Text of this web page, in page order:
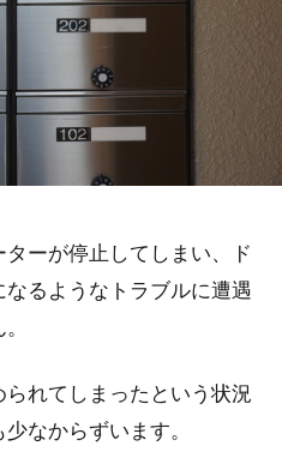
ーが停止してしまい、ド
るようなトラブルに遭遇
れてしまったという状況
なからずいます。